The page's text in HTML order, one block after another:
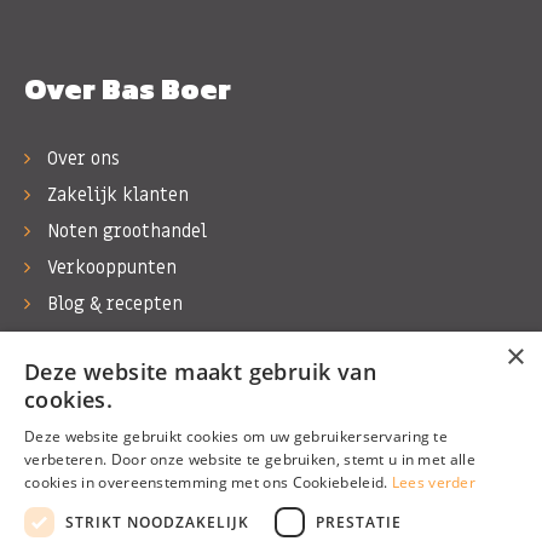
Over Bas Boer
Over ons
Zakelijk klanten
Noten groothandel
Verkooppunten
Blog & recepten
Werken bij Bas Boer Noten
Contact
©1974 - 2026 Bas Boer Noten
×
Deze website maakt gebruik van
cookies.
Deze website gebruikt cookies om uw gebruikerservaring te
verbeteren. Door onze website te gebruiken, stemt u in met alle
cookies in overeenstemming met ons Cookiebeleid. Lees verder
STRIKT NOODZAKELIJK
PRESTATIE